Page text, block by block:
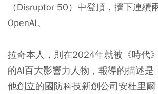
（Disruptor 50）中登頂，擠下連續
OpenAI。
拉奇本人，則在2024年就被《時代
的AI百大影響力人物，報導的描述是
他創立的國防科技新創公司安杜里